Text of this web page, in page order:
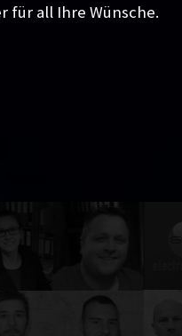
für all Ihre Wünsche.